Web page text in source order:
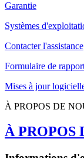
Garantie
Systèmes
Contacter l'assistance
Formulaire de
Mises à jour
À PROPOS DE
À PROPOS